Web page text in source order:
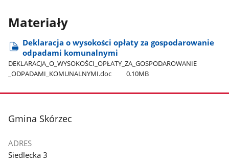
Materiały
Deklaracja o wysokości opłaty za gospodarowanie
odpadami komunalnymi
DEKLARACJA​_O​_WYSOKOŚCI​_OPŁATY​_ZA​_GOSPODAROWANIE​
_ODPADAMI​_KOMUNALNYMI.doc
0.10MB
stopka
Gmina Skórzec
ADRES
Siedlecka 3